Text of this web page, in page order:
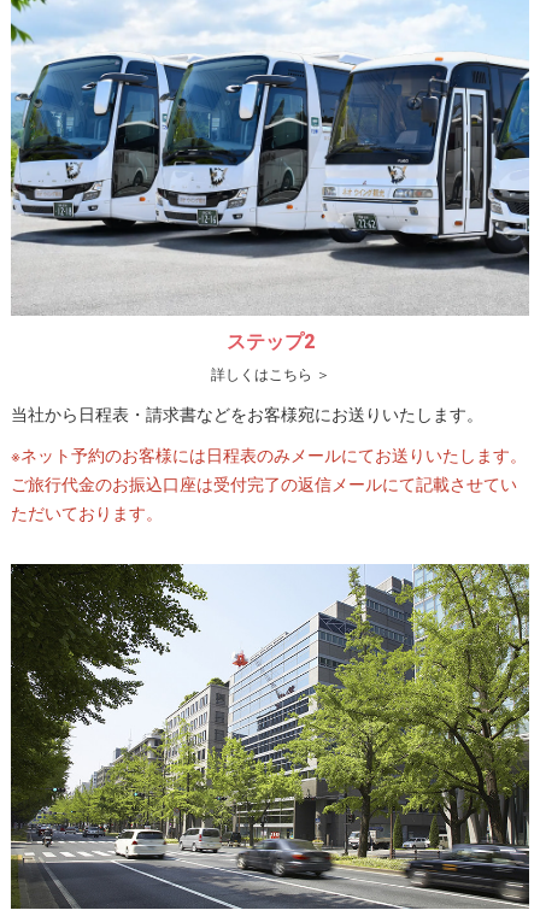
ステップ2
詳しくはこちら ＞
当社から日程表・請求書などをお客様宛にお送りいたします。
※ネット予約のお客様には日程表のみメールにてお送りいたします。
ご旅行代金のお振込口座は受付完了の返信メールにて記載させてい
ただいております。